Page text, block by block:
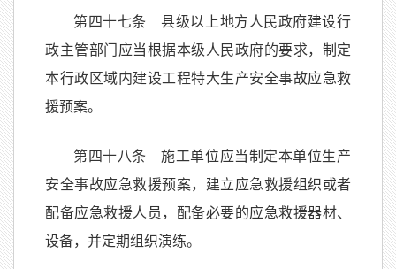
第四十七条 县级以上地方人民政府建设行
政主管部门应当根据本级人民政府的要求，制定
本行政区域内建设工程特大生产安全事故应急救
援预案。
第四十八条 施工单位应当制定本单位生产
安全事故应急救援预案，建立应急救援组织或者
配备应急救援人员，配备必要的应急救援器材、
设备，并定期组织演练。